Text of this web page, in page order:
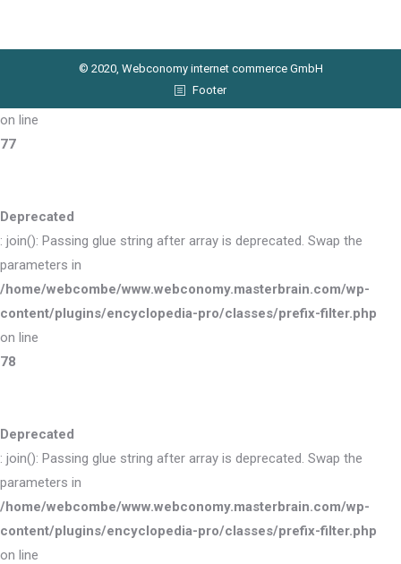
on line
77
Deprecated
: join(): Passing glue string after array is deprecated. Swap the
parameters in
/home/webcombe/www.webconomy.masterbrain.com/wp-
content/plugins/encyclopedia-pro/classes/prefix-filter.php
on line
78
Deprecated
: join(): Passing glue string after array is deprecated. Swap the
parameters in
/home/webcombe/www.webconomy.masterbrain.com/wp-
content/plugins/encyclopedia-pro/classes/prefix-filter.php
on line
© 2020, Webconomy internet commerce GmbH
Footer